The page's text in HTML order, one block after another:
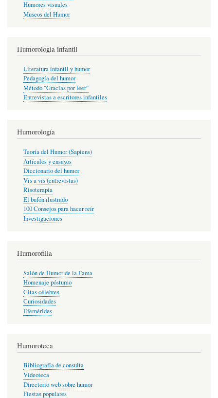
Humores visuales
Museos del Humor
Humorología infantil
Literatura infantil y humor
Pedagogía del humor
Método "Gracias por leer"
Entrevistas a escritores infantiles
Humorología
Teoría del Humor (Sapiens)
Artículos y ensayos
Diccionario del humor
Vis a vis (entrevistas)
Risoterapia
El bufón ilustrado
100 Consejos para hacer reír
Investigaciones
Humorofilia
Salón de Humor de la Fama
Homenaje póstumo
Citas célebres
Curiosidades
Efemérides
Humoroteca
Bibliografía de consulta
Videoteca
Directorio web sobre humor
Fiestas populares